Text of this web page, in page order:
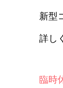
新型
詳し
臨時